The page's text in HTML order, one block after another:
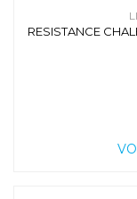
RESISTANCE